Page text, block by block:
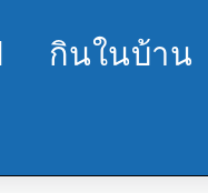
กินในบ้าน